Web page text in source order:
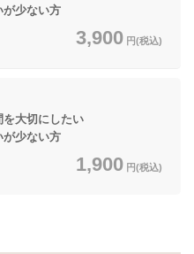
少ない方
3,900 円(税込)
を大切にしたい
少ない方
1,900 円(税込)